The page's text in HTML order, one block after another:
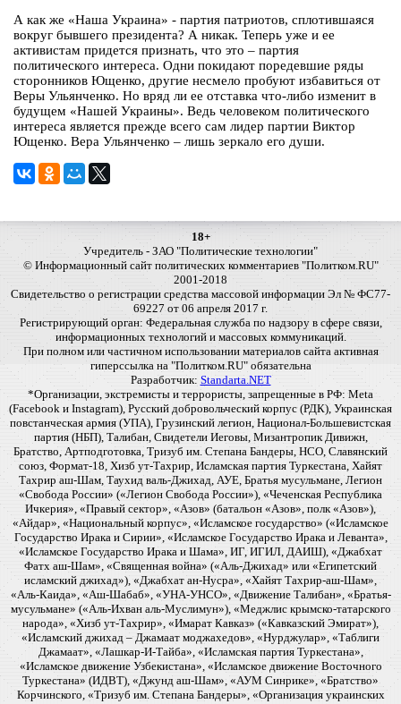
А как же «Наша Украина» - партия патриотов, сплотившаяся
вокруг бывшего президента? А никак. Теперь уже и ее
активистам придется признать, что это – партия
политического интереса. Одни покидают поредевшие ряды
сторонников Ющенко, другие несмело пробуют избавиться от
Веры Ульянченко. Но вряд ли ее отставка что-либо изменит в
будущем «Нашей Украины». Ведь человеком политического
интереса является прежде всего сам лидер партии Виктор
Ющенко. Вера Ульянченко – лишь зеркало его души.
18+
Учредитель - ЗАО "Политические технологии"
© Информационный сайт политических комментариев "Политком.RU"
2001-2018
Свидетельство о регистрации средства массовой информации Эл № ФС77-
69227 от 06 апреля 2017 г.
Регистрирующий орган: Федеральная служба по надзору в сфере связи,
информационных технологий и массовых коммуникаций.
При полном или частичном использовании материалов сайта активная
гиперссылка на "Политком.RU" обязательна
Разработчик: Standarta.NET
*Организации, экстремисты и террористы, запрещенные в РФ: Meta
(Facebook и Instagram), Русский добровольческий корпус (РДК), Украинская
повстанческая армия (УПА), Грузинский легион, Национал-Большевистская
партия (НБП), Талибан, Свидетели Иеговы, Мизантропик Дивижн,
Братство, Артподготовка, Тризуб им. Степана Бандеры, НСО, Славянский
союз, Формат-18, Хизб ут-Тахрир, Исламская партия Туркестана, Хайят
Тахрир аш-Шам, Таухид валь-Джихад, АУЕ, Братья мусульмане, Легион
«Свобода России» («Легион Свобода России»), «Чеченская Республика
Ичкерия», «Правый сектор», «Азов» (батальон «Азов», полк «Азов»),
«Айдар», «Национальный корпус», «Исламское государство» («Исламское
Государство Ирака и Сирии», «Исламское Государство Ирака и Леванта»,
«Исламское Государство Ирака и Шама», ИГ, ИГИЛ, ДАИШ), «Джабхат
Фатх аш-Шам», «Священная война» («Аль-Джихад» или «Египетский
исламский джихад»), «Джабхат ан-Нусра», «Хайят Тахрир-аш-Шам»,
«Аль-Каида», «Аш-Шабаб», «УНА-УНСО», «Движение Талибан», «Братья-
мусульмане» («Аль-Ихван аль-Муслимун»), «Меджлис крымско-татарского
народа», «Хизб ут-Тахрир», «Имарат Кавказ» («Кавказский Эмират»),
«Исламский джихад – Джамаат моджахедов», «Нурджулар», «Таблиги
Джамаат», «Лашкар-И-Тайба», «Исламская партия Туркестана»,
«Исламское движение Узбекистана», «Исламское движение Восточного
Туркестана» (ИДВТ), «Джунд аш-Шам», «АУМ Синрике», «Братство»
Корчинского, «Тризуб им. Степана Бандеры», «Организация украинских